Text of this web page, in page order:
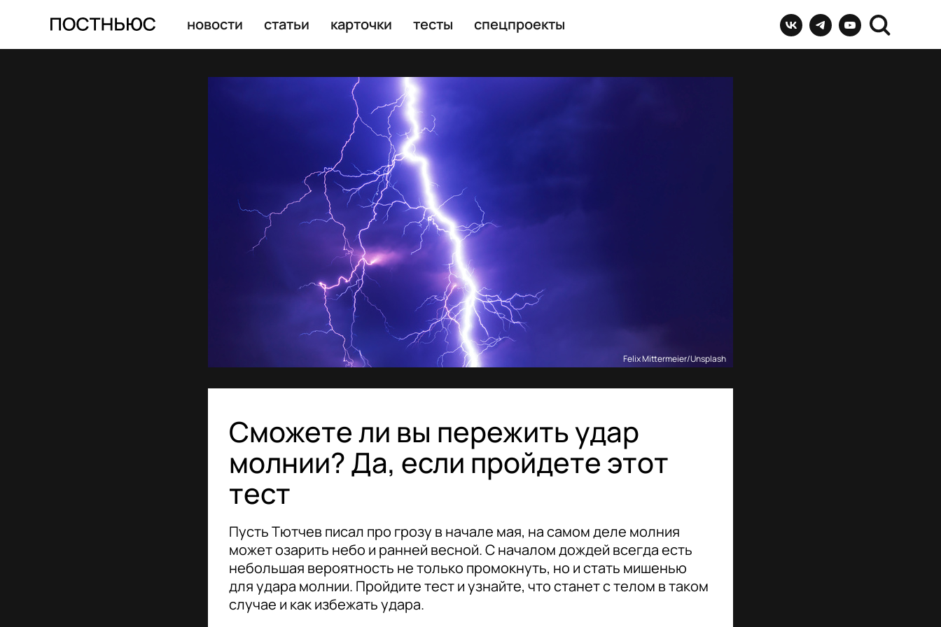
новости статьи карточки тесты спецпроекты
Felix Mittermeier/Unsplash
Сможете ли вы пережить удар
молнии? Да, если пройдете этот
тест
Пусть Тютчев писал про грозу в начале мая, на самом деле молния
может озарить небо и ранней весной. С началом дождей всегда есть
небольшая вероятность не только промокнуть, но и стать мишенью
для удара молнии. Пройдите тест и узнайте, что станет с телом в таком
случае и как избежать удара.